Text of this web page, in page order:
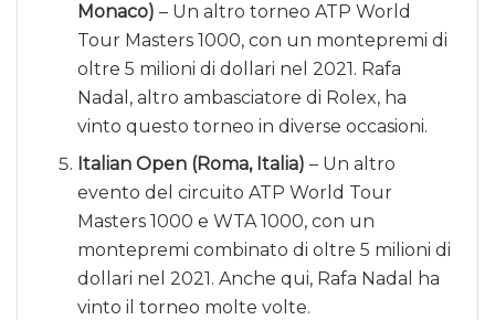
Monaco) – Un altro torneo ATP World
Tour Masters 1000, con un montepremi di
oltre 5 milioni di dollari nel 2021. Rafa
Nadal, altro ambasciatore di Rolex, ha
vinto questo torneo in diverse occasioni.
Italian Open (Roma, Italia) – Un altro
evento del circuito ATP World Tour
Masters 1000 e WTA 1000, con un
montepremi combinato di oltre 5 milioni di
dollari nel 2021. Anche qui, Rafa Nadal ha
vinto il torneo molte volte.